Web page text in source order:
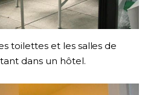
toilettes et les salles de
dans un hôtel.